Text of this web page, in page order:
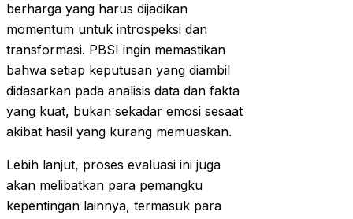
berharga yang harus dijadikan
momentum untuk introspeksi dan
transformasi. PBSI ingin memastikan
bahwa setiap keputusan yang diambil
didasarkan pada analisis data dan fakta
yang kuat, bukan sekadar emosi sesaat
akibat hasil yang kurang memuaskan.
Lebih lanjut, proses evaluasi ini juga
akan melibatkan para pemangku
kepentingan lainnya, termasuk para